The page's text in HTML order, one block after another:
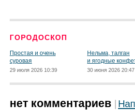
ГОРОДОСКОП
Простая и очень
суровая
29 июля 2026 10:39
Нельма, талган
и ягодные
30 июня 2026 20:47
нет комментариев